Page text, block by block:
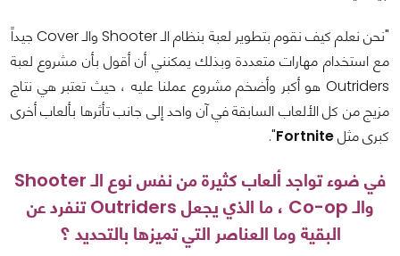
"نحن نعلم كيف نقوم بتطوير لعبة بنظام الـ Shooter والـ Cover جيداً
مع استخدام مهارات متعددة وبذلك يمكنني أن أقول بأن مشروع لعبة
Outriders هو أكبر وأضخم مشروع عملنا عليه ، حيث تعتبر هي نتاج
مزيج من كل الألعاب السابقة في آن واحد إلى جانب تأثرها بألعاب أخرى
كبرى مثلFortnite
".
في ضوء تواجد ألعاب كثيرة من نفس نوع الـ Shooter
والـ Co-op ، ما الذي يجعل Outriders تنفرد عن
البقية وما العناصر التي تميزها بالتحديد ؟